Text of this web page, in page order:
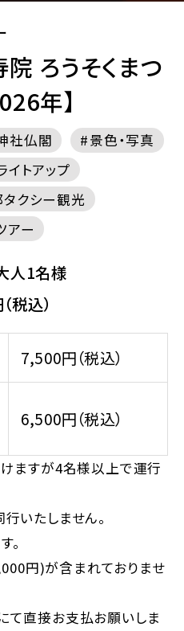
院 ろうそくまつ
年】
社仏閣
景色・写真
イトアップ
クシー観光
アー
人1名様
税込）
7,500円（税込）
6,500円（税込）
ますが4名様以上で運行
いたしません。
。
円)が含まれておりませ
直接お支払お願いしま